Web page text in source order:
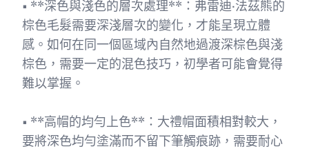
• **深色與淺色的層次處理**：弗雷迪·法茲熊的
棕色毛髮需要深淺層次的變化，才能呈現立體
感。如何在同一個區域內自然地過渡深棕色與淺
棕色，需要一定的混色技巧，初學者可能會覺得
難以掌握。
• **高帽的均勻上色**：大禮帽面積相對較大，
要將深色均勻塗滿而不留下筆觸痕跡，需要耐心